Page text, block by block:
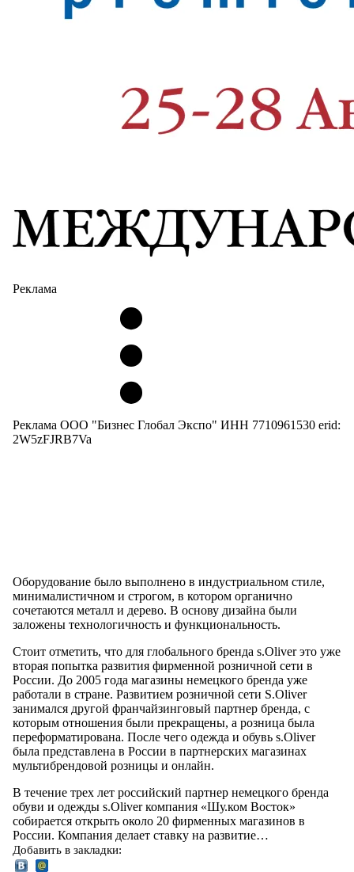
Реклама
Реклама ООО "Бизнес Глобал Экспо" ИНН 7710961530 erid:
2W5zFJRB7Va
Оборудование было выполнено в индустриальном стиле,
минималистичном и строгом, в котором органично
сочетаются металл и дерево. В основу дизайна были
заложены технологичность и функциональность.
Стоит отметить, что для глобального бренда s.Oliver это уже
вторая попытка развития фирменной розничной сети в
России. До 2005 года магазины немецкого бренда уже
работали в стране. Развитием розничной сети S.Oliver
занимался другой франчайзинговый партнер бренда, с
которым отношения были прекращены, а розница была
переформатирована. После чего одежда и обувь s.Oliver
была представлена в России в партнерских магазинах
мультибрендовой розницы и онлайн.
В течение трех лет российский партнер немецкого бренда
обуви и одежды s.Oliver компания «Шу.ком Восток»
собирается открыть около 20 фирменных магазинов в
России. Компания делает ставку на развитие…
Добавить в закладки: